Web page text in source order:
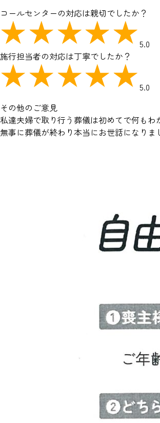
コールセンターの対応は親切でしたか？
5.0
施行担当者の対応は丁寧でしたか？
5.0
その他のご意見
私達夫婦で取り行う葬儀は初めてで何もわ
無事に葬儀が終わり本当にお世話になりま